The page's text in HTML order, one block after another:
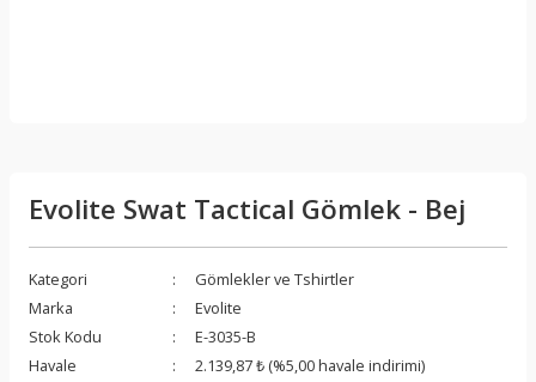
Evolite Swat Tactical Gömlek - Bej
Kategori
Gömlekler ve Tshirtler
Marka
Evolite
Stok Kodu
E-3035-B
Havale
2.139,87 ₺ (%5,00 havale indirimi)